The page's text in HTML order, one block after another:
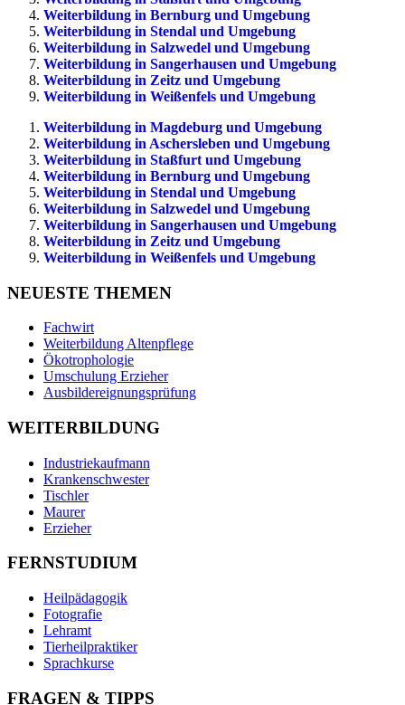
Weiterbildung in Bernburg und Umgebung
Weiterbildung in Stendal und Umgebung
Weiterbildung in Salzwedel und Umgebung
Weiterbildung in Sangerhausen und Umgebung
Weiterbildung in Zeitz und Umgebung
Weiterbildung in Weißenfels und Umgebung
Weiterbildung in Magdeburg und Umgebung
Weiterbildung in Aschersleben und Umgebung
Weiterbildung in Staßfurt und Umgebung
Weiterbildung in Bernburg und Umgebung
Weiterbildung in Stendal und Umgebung
Weiterbildung in Salzwedel und Umgebung
Weiterbildung in Sangerhausen und Umgebung
Weiterbildung in Zeitz und Umgebung
Weiterbildung in Weißenfels und Umgebung
NEUESTE THEMEN
Fachwirt
Weiterbildung Altenpflege
Ökotrophologie
Umschulung Erzieher
Ausbildereignungsprüfung
WEITERBILDUNG
Industriekaufmann
Krankenschwester
Tischler
Maurer
Erzieher
FERNSTUDIUM
Heilpädagogik
Fotografie
Lehramt
Tierheilpraktiker
Sprachkurse
FRAGEN & TIPPS